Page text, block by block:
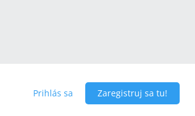
Prihlás sa Zaregistruj sa tu!